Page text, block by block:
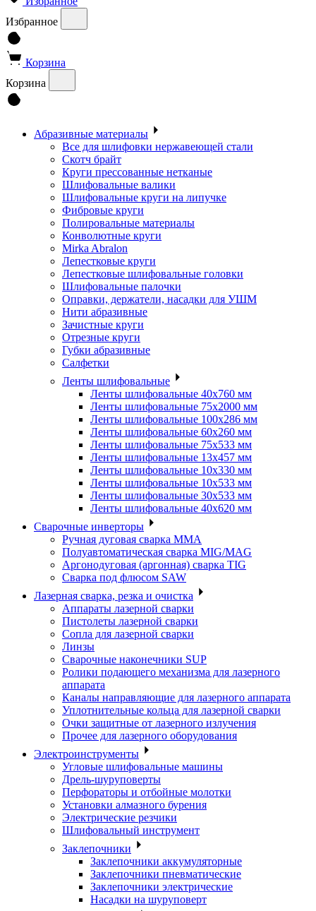
Избранное
Корзина
Корзина
Абразивные материалы
Все для шлифовки нержавеющей стали
Скотч брайт
Круги прессованные нетканые
Шлифовальные валики
Шлифовальные круги на липучке
Фибровые круги
Полировальные материалы
Конволютные круги
Mirka Abralon
Лепестковые круги
Лепестковые шлифовальные головки
Шлифовальные палочки
Оправки, держатели, насадки для УШМ
Нити абразивные
Зачистные круги
Отрезные круги
Губки абразивные
Салфетки
Ленты шлифовальные
Ленты шлифовальные 40х760 мм
Ленты шлифовальные 75х2000 мм
Ленты шлифовальные 100х286 мм
Ленты шлифовальные 60х260 мм
Ленты шлифовальные 75х533 мм
Ленты шлифовальные 13х457 мм
Ленты шлифовальные 10х330 мм
Ленты шлифовальные 10х533 мм
Ленты шлифовальные 30х533 мм
Ленты шлифовальные 40х620 мм
Сварочные инверторы
Ручная дуговая сварка MMA
Полуавтоматическая сварка MIG/MAG
Аргонодуговая (аргонная) сварка TIG
Сварка под флюсом SAW
Лазерная сварка, резка и очистка
Аппараты лазерной сварки
Пистолеты лазерной сварки
Сопла для лазерной сварки
Линзы
Сварочные наконечники SUP
Ролики подающего механизма для лазерного
аппарата
Каналы направляющие для лазерного аппарата
Уплотнительные кольца для лазерной сварки
Очки защитные от лазерного излучения
Прочее для лазерного оборудования
Электроинструменты
Угловые шлифовальные машины
Дрель-шуруповерты
Перфораторы и отбойные молотки
Установки алмазного бурения
Электрические резчики
Шлифовальный инструмент
Заклепочники
Заклепочники аккумуляторные
Заклепочники пневматические
Заклепочники электрические
Насадки на шуруповерт